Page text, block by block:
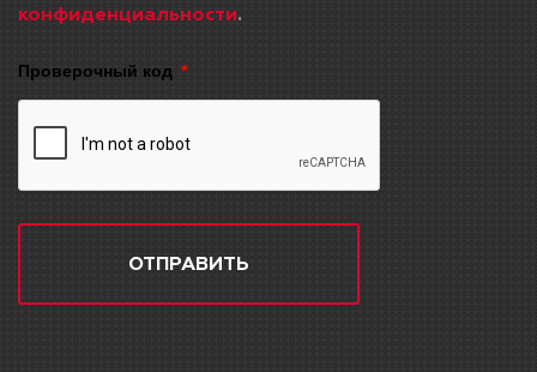
конфиденциальности.
Проверочный код
ОТПРАВИТЬ